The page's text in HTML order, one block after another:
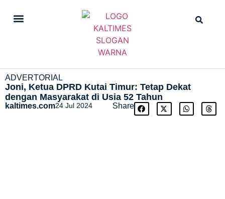
ADVERTORIAL
Joni, Ketua DPRD Kutai Timur: Tetap Dekat
dengan Masyarakat di Usia 52 Tahun
kaltimes.com24 Jul 2024 Share